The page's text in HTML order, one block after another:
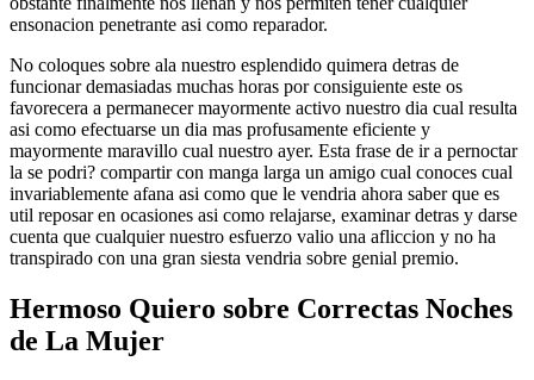
ensonacion penetrante asi­ como reparador.
No coloques sobre ala nuestro esplendido quimera detras de
funcionar demasiadas muchas horas por consiguiente este os
favorecera a permanecer mayormente activo nuestro dia cual resulta
asi­ como efectuarse un dia mas profusamente eficiente y
mayormente maravillo cual nuestro ayer. Esta frase de ir a pernoctar
la se podri? compartir con manga larga un amigo cual conoces cual
invariablemente afana asi­ como que le vendria ahora saber que es
util reposar en ocasiones asi­ como relajarse, examinar detras y darse
cuenta que cualquier nuestro esfuerzo valio una afliccion y no ha
transpirado con una gran siesta vendria sobre genial premio.
Hermoso Quiero sobre Correctas Noches
de La Mujer